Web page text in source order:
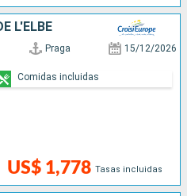
L'ELBE
Praga 15/12/2026
US$ 1,778 Tasas incluidas
Comidas incluidas